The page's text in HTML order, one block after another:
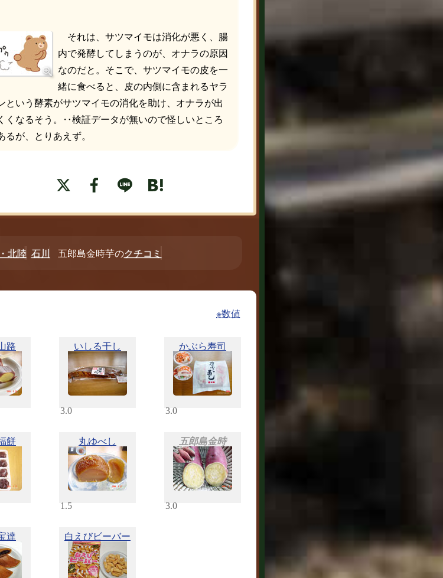
それは、サツマイモは消化が悪く、腸
内で発酵してしまうのが、オナラの原因
なのだと。そこで、サツマイモの皮を一
緒に食べると、皮の内側に含まれるヤラ
という酵素がサツマイモの消化を助け、オナラが出
くなるそう。‥検証データが無いので怪しいところ
るが、とりあえず。
北陸 石川 五郎島金時芋のクチコミ
※数値
路 いしる干し
3.0
かぶら寿司
3.0
餅 丸ゆべし
1.5
五郎島金時
3.0
達 白えびビーバー